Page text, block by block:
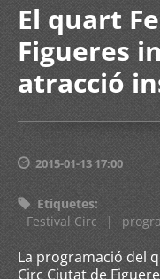
El quart
Figueres
atracció
2015-01-13 17:00
Etiquetes:
Festival Circ
|
La programació del
Circ Ciutat de